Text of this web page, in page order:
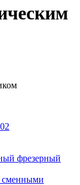
фрезерный
сменными